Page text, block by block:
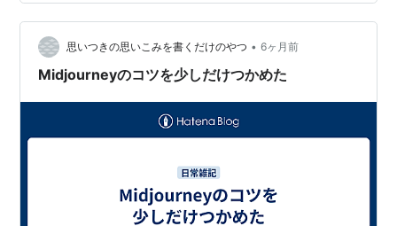
思いつきの思いこみを書くだけのやつ • 6ヶ月前
Midjourneyのコツを少しだけつかめた